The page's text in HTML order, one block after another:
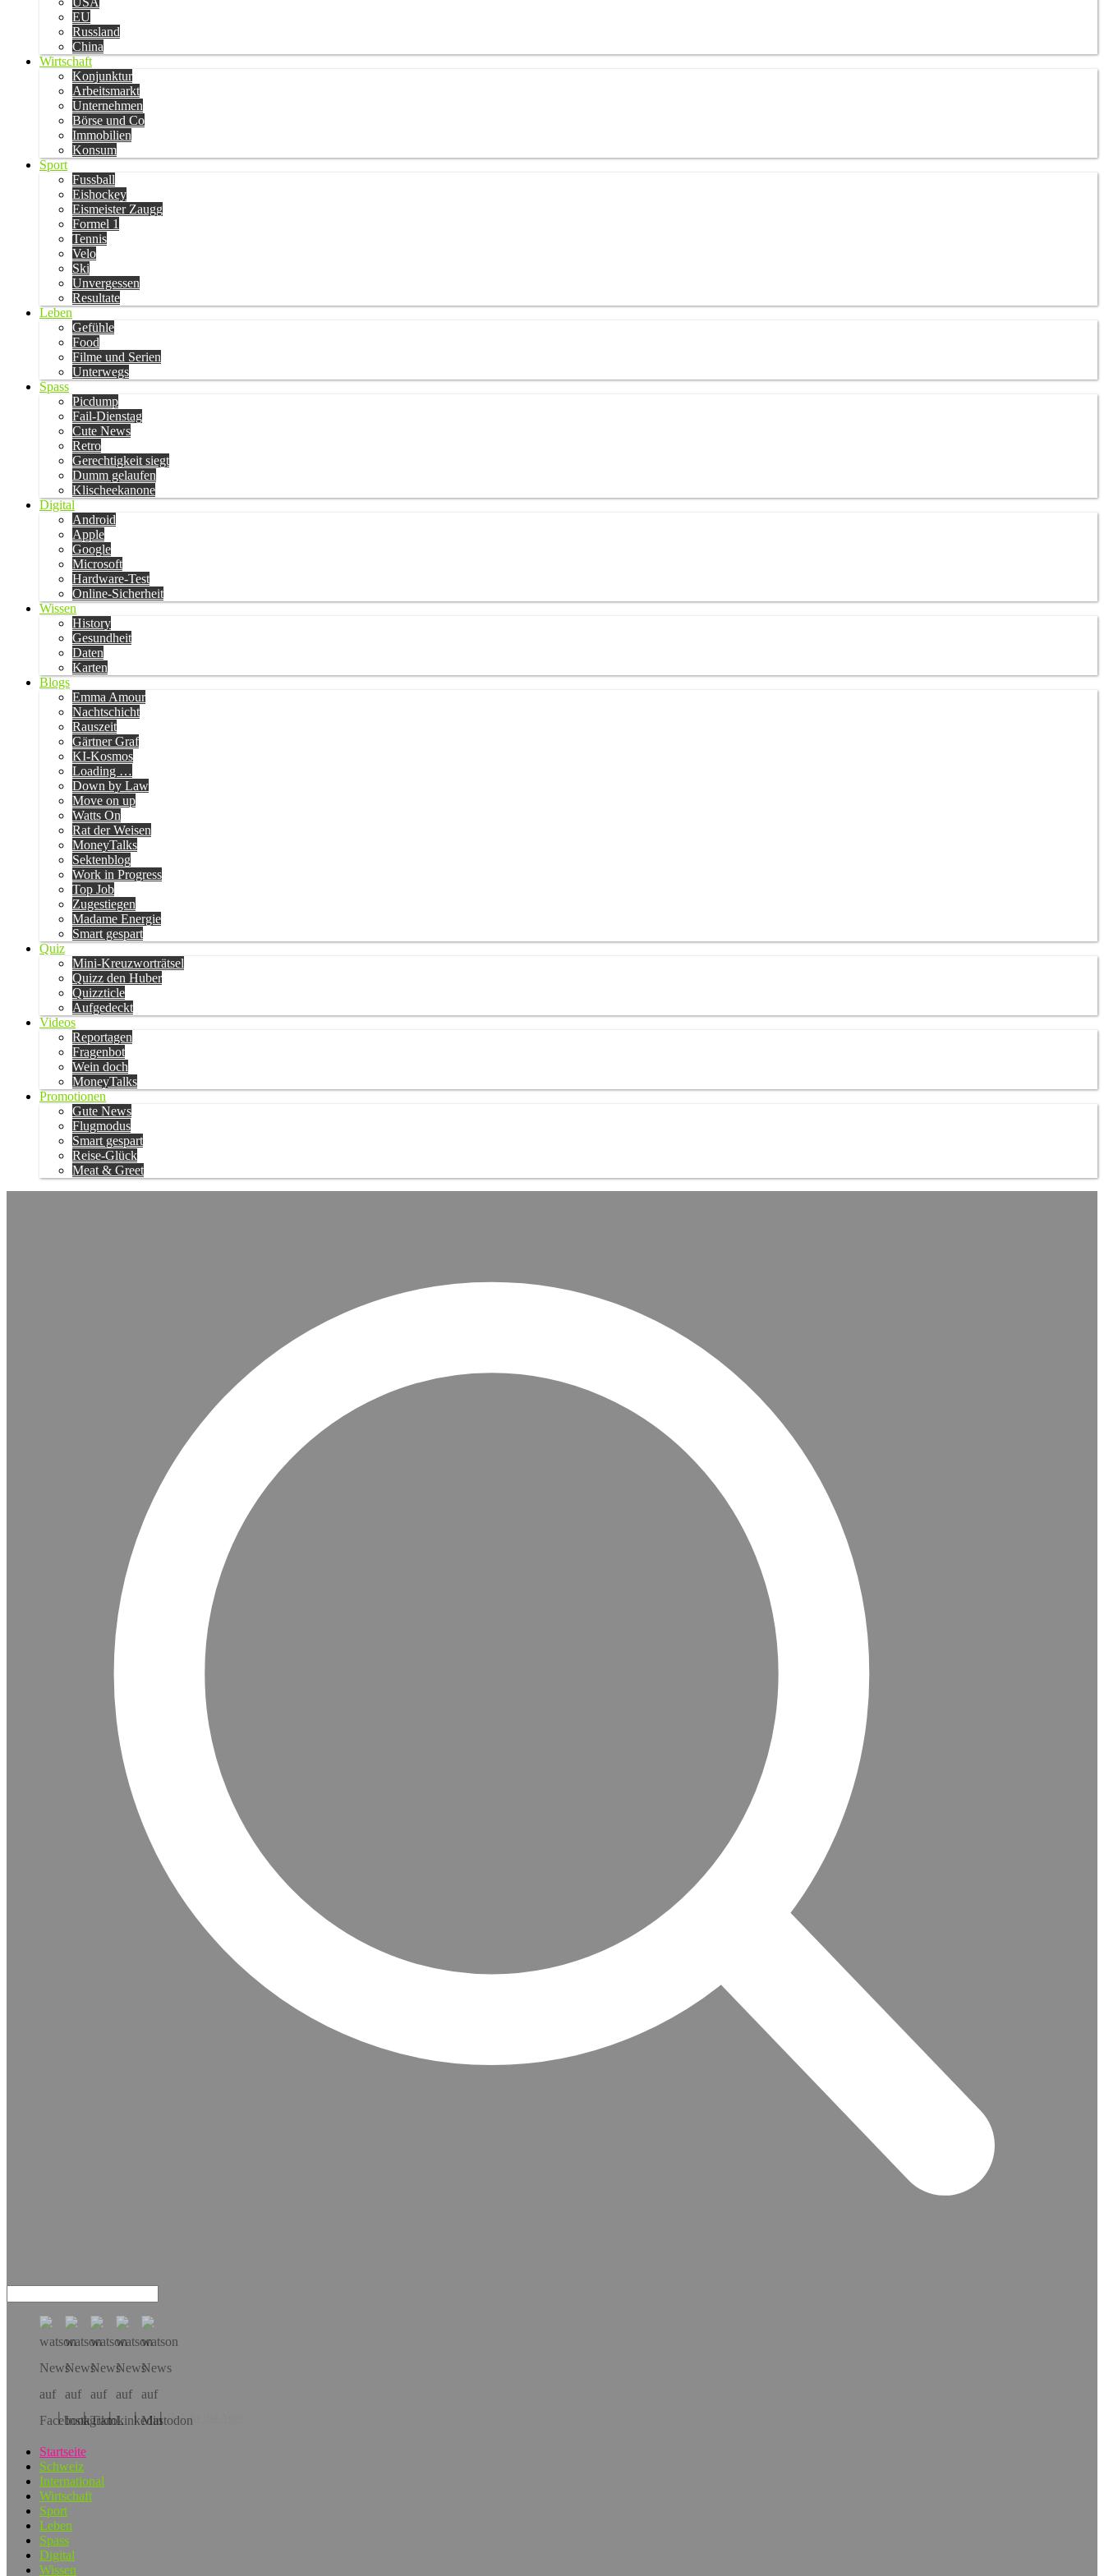
EU
Russland
China
Wirtschaft
Konjunktur
Arbeitsmarkt
Unternehmen
Börse und Co
Immobilien
Konsum
Sport
Fussball
Eishockey
Eismeister Zaugg
Formel 1
Tennis
Velo
Ski
Unvergessen
Resultate
Leben
Gefühle
Food
Filme und Serien
Unterwegs
Spass
Picdump
Fail-Dienstag
Cute News
Retro
Gerechtigkeit siegt
Dumm gelaufen
Klischeekanone
Digital
Android
Apple
Google
Microsoft
Hardware-Test
Online-Sicherheit
Wissen
History
Gesundheit
Daten
Karten
Blogs
Emma Amour
Nachtschicht
Rauszeit
Gärtner Graf
KI-Kosmos
Loading …
Down by Law
Move on up
Watts On
Rat der Weisen
MoneyTalks
Sektenblog
Work in Progress
Top Job
Zugestiegen
Madame Energie
Smart gespart
Quiz
Mini-Kreuzworträtsel
Quizz den Huber
Quizzticle
Aufgedeckt
Videos
Reportagen
Fragenbot
Wein doch
MoneyTalks
Promotionen
Gute News
Flugmodus
Smart gespart
Reise-Glück
Meat & Greet
Hol dir die App!
Startseite
Schweiz
International
Wirtschaft
Sport
Leben
Spass
Digital
Wissen